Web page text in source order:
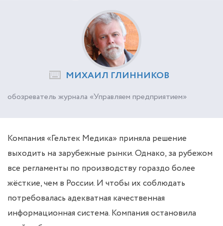
МИХАИЛ ГЛИННИКОВ
обозреватель журнала «Управляем предприятием»
Компания «Гельтек Медика» приняла решение
выходить на зарубежные рынки. Однако, за рубежом
все регламенты по производству гораздо более
жёсткие, чем в России. И чтобы их соблюдать
потребовалась адекватная качественная
информационная система. Компания остановила